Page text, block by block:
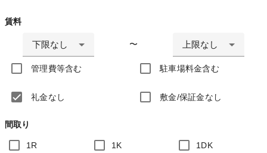
賃料
下限なし 〜 上限なし
管理費等含む 駐車場料金含む
礼金なし 敷金/保証金なし
間取り
1R 1K 1DK